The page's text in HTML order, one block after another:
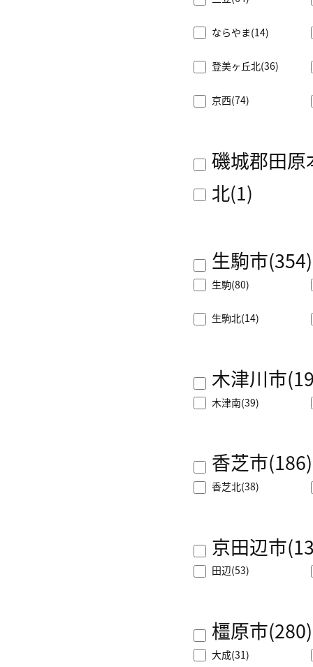
ならやま(14)
登美ヶ丘北(36)
京西(74)
磯城郡田原
北(1)
生駒市(354)
生駒(80)
生駒北(14)
木津川市
木津南(39)
香芝市(186)
香芝北(38)
京田辺市
田辺(53)
橿原市(280)
大成(31)